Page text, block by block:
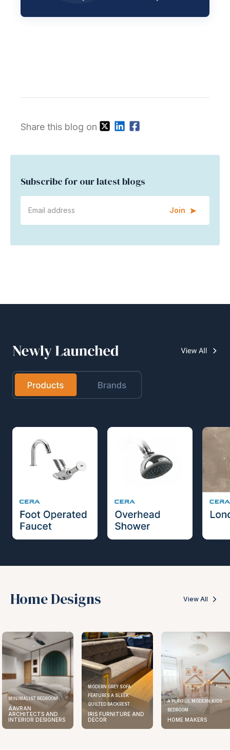
Share this blog on
Subscribe for our latest blogs
Join
Home Designs View All
MINIMALIST BEDROOM
AAVRAN
ARCHITECTS AND
INTERIOR DESIGNERS
MODERN GREY SOFA
FEATURES A SLEEK
QUILTED BACKREST
IRIS FURNITURE AND
DECOR
A PLAYFUL MODERN KIDS
BEDROOM
HOME MAKERS